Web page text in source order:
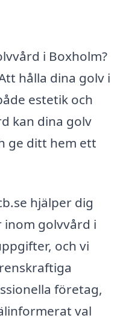
i Boxholm?
hålla dina golv i
estetik och
kan dina golv
ge ditt hem ett
hjälper dig
golvvård i
och vi
företag,
val